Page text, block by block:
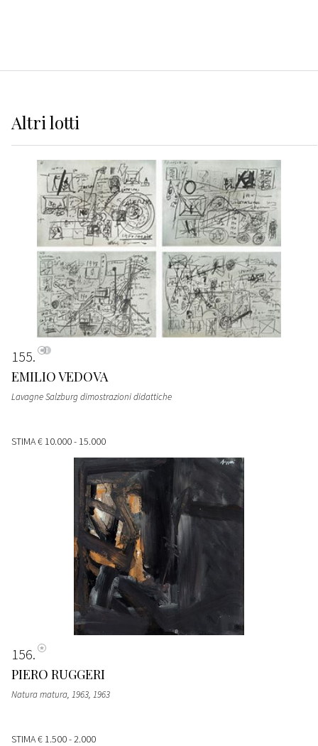
Altrilotti
155
EMILIO VEDOVA
Lavagne Salzburg dimostrazioni didattiche
STIMA€ 10.000 - 15.000
156
PIERO RUGGERI
Natura matura, 1963, 1963
STIMA€ 1.500 - 2.000